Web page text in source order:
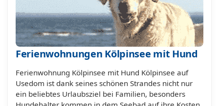
Ferienwohnungen Kölpinsee mit Hund
Ferienwohnung Kölpinsee mit Hund Kölpinsee auf
Usedom ist dank seines schönen Strandes nicht nur
ein beliebtes Urlaubsziel bei Familien, besonders